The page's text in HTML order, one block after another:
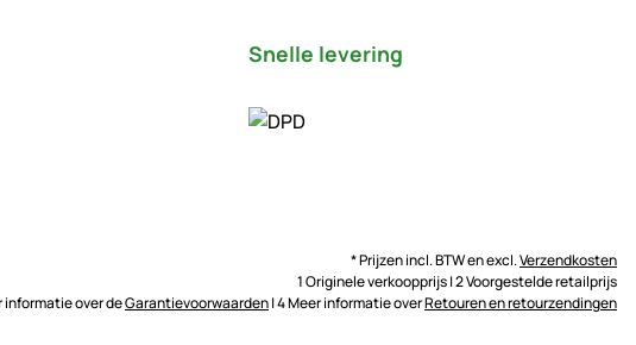
Snelle levering
* Prijzen incl. BTW en excl.Verzendkosten
1 Originele verkoopprijs | 2 Voorgestelde retailprijs
informatie over deGarantievoorwaarden| 4 Meer informatie overRetouren en retourzendingen